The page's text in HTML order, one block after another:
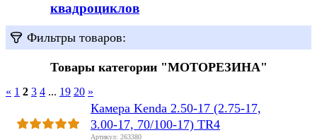
квадроциклов
Фильтры товаров:
Товары категории "МОТОРЕЗИНА"
« 1 2 3 4 ... 19 20 »
Камера Kenda 2.50-17 (2.75-17,
3.00-17, 70/100-17) TR4
Артикул: 263380